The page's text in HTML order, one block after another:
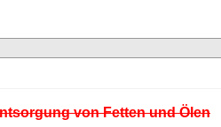
von Fetten und Ölen